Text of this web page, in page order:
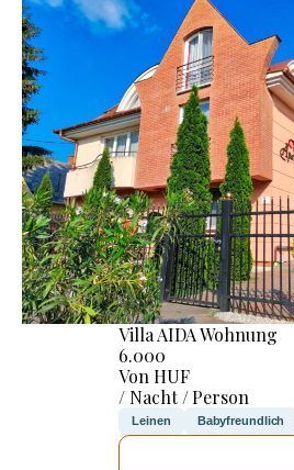
Villa AIDA Wohnung
6.000
Von HUF
/ Nacht / Person
Leinen Babyfreundlich